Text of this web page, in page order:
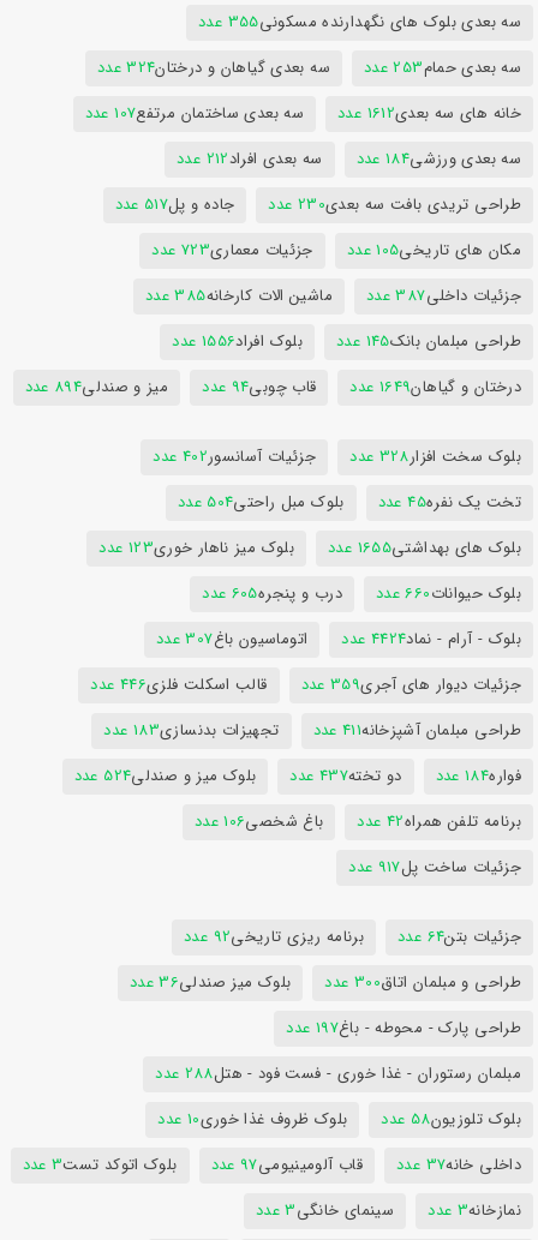
سه بعدی بلوک های نگهدارنده مسکونی355 عدد
سه بعدی حمام253 عدد سه بعدی گیاهان و درختان324 عدد
خانه های سه بعدی1612 عدد سه بعدی ساختمان مرتفع107 عدد
سه بعدی ورزشی184 عدد سه بعدی افراد212 عدد
طراحی تریدی بافت سه بعدی230 عدد جاده و پل517 عدد
مکان های تاریخی105 عدد جزئیات معماری723 عدد
جزئیات داخلی387 عدد ماشین الات کارخانه385 عدد
طراحی مبلمان بانک145 عدد بلوک افراد1556 عدد
درختان و گیاهان1649 عدد قاب چوبی94 عدد میز و صندلی894 عدد
بلوک سخت افزار328 عدد جزئیات آسانسور402 عدد
تخت یک نفره45 عدد بلوک مبل راحتی504 عدد
بلوک های بهداشتی1655 عدد بلوک میز ناهار خوری123 عدد
بلوک حیوانات660 عدد درب و پنجره605 عدد
بلوک - آرام - نماد4424 عدد اتوماسیون باغ307 عدد
جزئیات دیوار های آجری359 عدد قالب اسکلت فلزی446 عدد
طراحی مبلمان آشپزخانه411 عدد تجهیزات بدنسازی183 عدد
فواره184 عدد دو تخته437 عدد بلوک میز و صندلی524 عدد
برنامه تلفن همراه42 عدد باغ شخصی106 عدد
جزئیات ساخت پل917 عدد
جزئیات بتن64 عدد برنامه ریزی تاریخی92 عدد
طراحی و مبلمان اتاق300 عدد بلوک میز صندلی36 عدد
طراحی پارک - محوطه - باغ197 عدد
مبلمان رستوران - غذا خوری - فست فود - هتل288 عدد
بلوک تلوزیون58 عدد بلوک ظروف غذا خوری10 عدد
داخلی خانه37 عدد قاب آلومینیومی97 عدد بلوک اتوکد تست3 عدد
نمازخانه3 عدد سینمای خانگی3 عدد